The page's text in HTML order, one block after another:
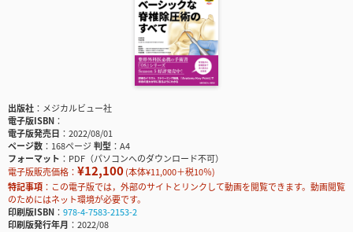
出版社
メジカルビュー社
電子版ISBN
電子版発売日
2022/08/01
ページ数
168ページ判型
A4
フォーマット
PDF（パソコンへのダウンロード不可）
電子版販売価格： ¥12,100(本体¥11,000＋税10％)
特記事項
この電子版では，外部のサイトとリンクして動画を閲覧できます。動画閲覧
のためにはネット環境が必要です。
印刷版ISBN
978-4-7583-2153-2
印刷版発行年月
2022/08